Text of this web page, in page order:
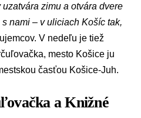
zimu a otvára dvere
nami – v uliciach Košíc tak,
V nedeľu je tiež
mesto Košice ju
časťou Košice-Juh.
a Knižné